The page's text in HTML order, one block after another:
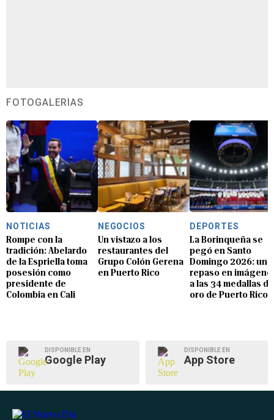
FOTOGALERÍAS
NOTICIAS
Rompe con la
tradición: Abelardo
de la Espriella toma
posesión como
presidente de
Colombia en Cali
NEGOCIOS
Un vistazo a los
restaurantes del
Grupo Colón Gerena
en Puerto Rico
DEPORTES
La Borinqueña se
pegó en Santo
Domingo 2026: un
repaso en
a las 34 medallas de
oro de Puerto Rico
DISPONIBLE EN
Google Play
DISPONIBLE EN
App Store